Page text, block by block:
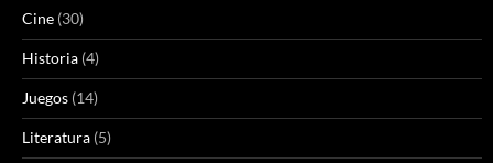
Cine (30)
Historia (4)
Juegos (14)
Literatura (5)